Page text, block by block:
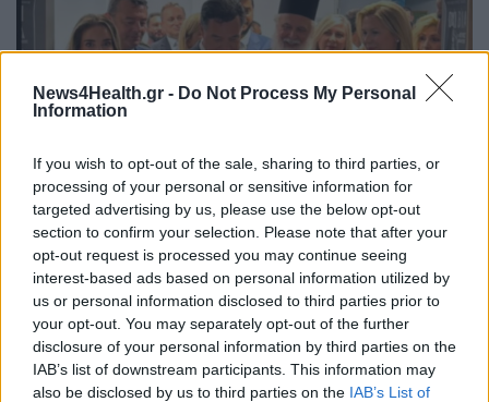
News4Health.gr - Do Not Process My Personal
Information
If you wish to opt-out of the sale, sharing to third parties, or
processing of your personal or sensitive information for
targeted advertising by us, please use the below opt-out
section to confirm your selection. Please note that after your
opt-out request is processed you may continue seeing
interest-based ads based on personal information utilized by
us or personal information disclosed to third parties prior to
your opt-out. You may separately opt-out of the further
disclosure of your personal information by third parties on the
IAB’s list of downstream participants. This information may
also be disclosed by us to third parties on the IAB’s List of
ΠΟΛΙΤΙΚΉ ΥΓΕΊΑΣ 29/07/2026 - 15:34
Γεωργιάδης από Λήμνο: «Δεν αφήσαμε την ευκαιρία
του Ταμείου Ανάκαμψης να πάει χαμένη»